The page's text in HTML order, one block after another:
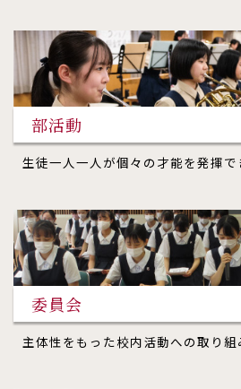
部活動
生徒一人一人が個々の才能を発揮で
委員会
主体性をもった校内活動への取り組